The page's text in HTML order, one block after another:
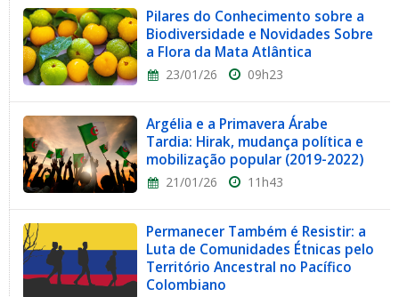
Pilares do Conhecimento sobre a
Biodiversidade e Novidades Sobre
a Flora da Mata Atlântica
23/01/26 09h23
Argélia e a Primavera Árabe
Tardia: Hirak, mudança política e
mobilização popular (2019-2022)
21/01/26 11h43
Permanecer Também é Resistir: a
Luta de Comunidades Étnicas pelo
Território Ancestral no Pacífico
Colombiano